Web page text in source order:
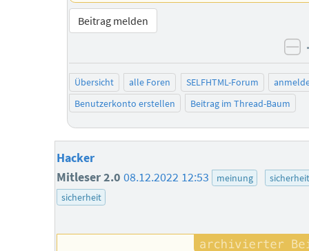
Beitrag melden
Übersicht alle Foren SELFHTML-Forum
Benutzerkonto erstellen
Beitrag im Thread-Baum
Hacker
Mitleser 2.0 08.12.2022 12:53 meinung
sicherheit
sicherheit